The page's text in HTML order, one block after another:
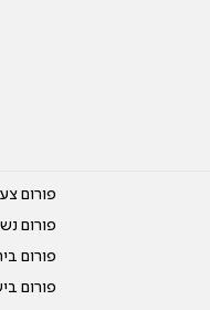
פורום
פורום
פורום
פורום